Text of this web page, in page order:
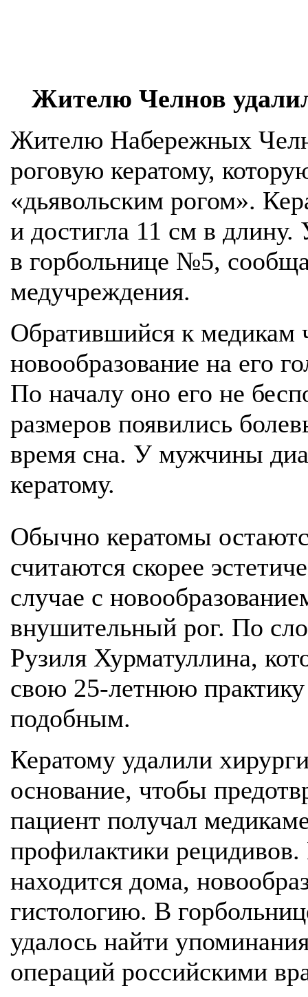
Жителю Челнов
Жителю Набережных
роговую кератому,
«дьявольским рогом».
и достигла 11 см в
в горбольнице №5,
медучреждения.
Обратившийся к медикам
новообразование на его
По началу оно его не
размеров появились
время сна. У мужчины
кератому.
Обычно кератомы
считаются скорее
случае с
внушительный рог. По
Рузиля Хурматуллина,
свою 25-летнюю практику
подобным.
Кератому удалили
основание, чтобы
пациент получал
профилактики
находится дома,
гистологию. В
удалось найти
операций российскими